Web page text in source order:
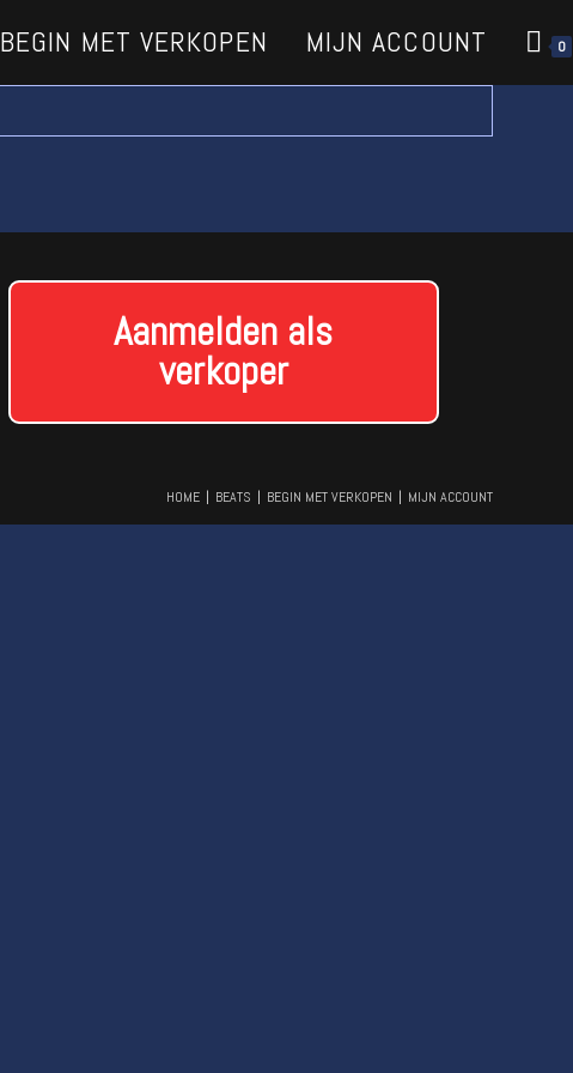
BEGIN MET VERKOPEN MIJN ACCOUNT 0
Aanmelden als
verkoper
HOME BEATS BEGIN MET VERKOPEN MIJN ACCOUNT